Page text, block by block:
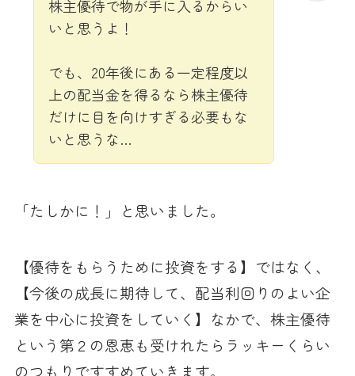
株主優待で物が手に入るからい
いと思うよ！
でも、20年後にある一定程度以
上の配当金を得るなら株主優待
だけに目を向けすぎる必要もな
いと思うな…
「たしかに！」と思いました。
【優待をもらうために投資をする】ではなく、
【今後の成長に期待して、配当利回りのよい企
業を中心に投資をしていく】なかで、株主優待
という第２の恩恵も受けれたらラッキーくらい
のつもりですすめていきます。